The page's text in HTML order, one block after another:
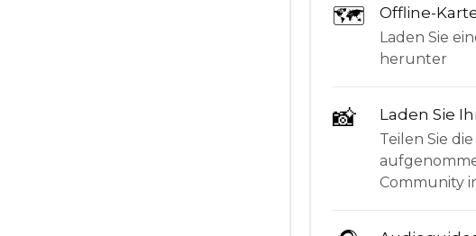
🗺 Offline-
Laden Sie
herunter
📸 Laden Sie
Teilen Sie
Community